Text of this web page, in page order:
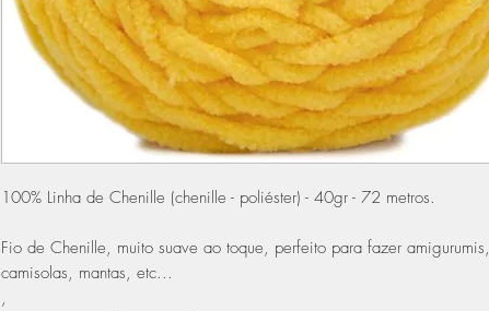
100% Linha de Chenille (chenille - poliéster) - 40gr - 72 metros.
Fio de Chenille, muito suave ao toque, perfeito para fazer amigurumis,
camisolas, mantas, etc...
,